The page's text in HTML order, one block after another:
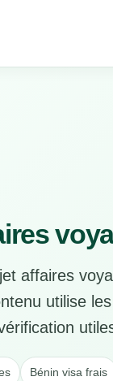
affaires
utilise
Bénin visa frais